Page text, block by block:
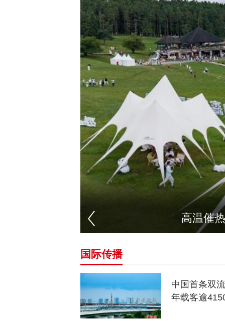
高温催
国际传播
中国首条双
年载客逾